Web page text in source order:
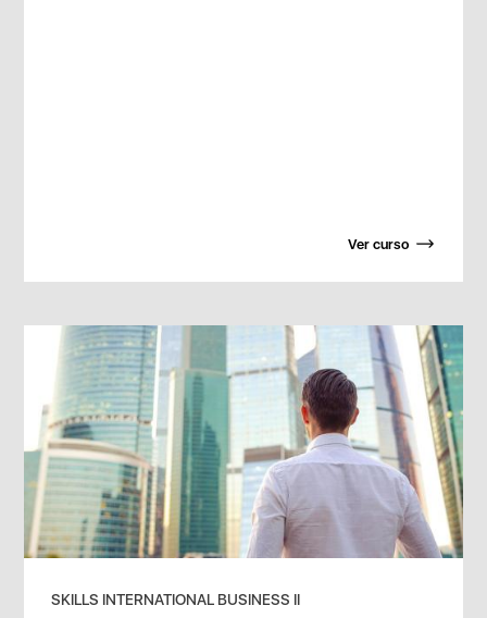
Ver curso
SKILLS INTERNATIONAL BUSINESS II